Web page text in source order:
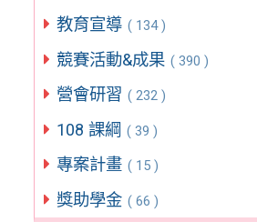
教育宣導 ( 134 )
競賽活動&成果 ( 390 )
營會研習 ( 232 )
108 課綱 ( 39 )
專案計畫 ( 15 )
獎助學金 ( 66 )